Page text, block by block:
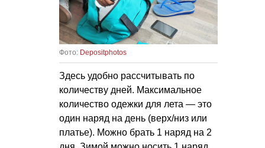
Фото: Depositphotos
Здесь удобно рассчитывать по
количеству дней. Максимальное
количество одежки для лета — это
один наряд на день (верх/низ или
платье). Можно брать 1 наряд на 2